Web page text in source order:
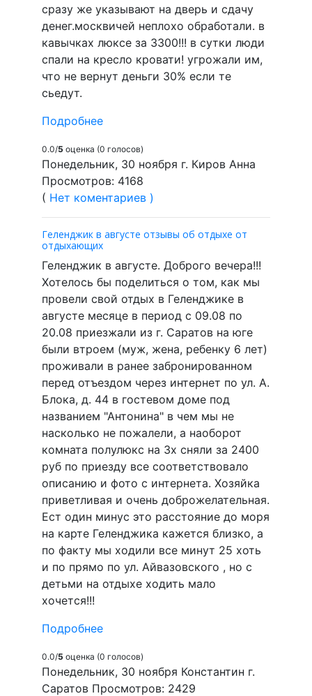
сразу же указывают на дверь и сдачу
денег.москвичей неплохо обработали. в
кавычках люксе за 3300!!! в сутки люди
спали на кресло кровати! угрожали им,
что не вернут деньги 30% если те
сьедут.
Подробнее
0.0/5 оценка (0 голосов)
Понедельник, 30 ноября г. Киров Анна
Просмотров: 4168
( Нет коментариев )
Геленджик в августе отзывы об отдыхе от
отдыхающих
Геленджик в августе. Доброго вечера!!!
Хотелось бы поделиться о том, как мы
провели свой отдых в Геленджике в
августе месяце в период с 09.08 по
20.08 приезжали из г. Саратов на юге
были втроем (муж, жена, ребенку 6 лет)
проживали в ранее забронированном
перед отъездом через интернет по ул. А.
Блока, д. 44 в гостевом доме под
названием "Антонина" в чем мы не
насколько не пожалели, а наоборот
комната полулюкс на 3х сняли за 2400
руб по приезду все соответствовало
описанию и фото с интернета. Хозяйка
приветливая и очень доброжелательная.
Ест один минус это расстояние до моря
на карте Геленджика кажется близко, а
по факту мы ходили все минут 25 хоть
и по прямо по ул. Айвазовского , но с
детьми на отдыхе ходить мало
хочется!!!
Подробнее
0.0/5 оценка (0 голосов)
Понедельник, 30 ноября Константин г.
Саратов Просмотров: 2429